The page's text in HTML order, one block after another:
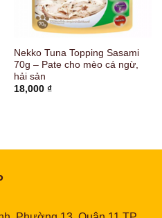
Nekko Tuna Topping Sasami
70g – Pate cho mèo cá ngừ,
hải sản
18,000 ₫